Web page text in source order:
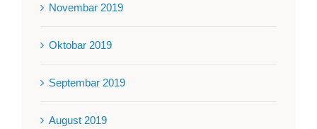
Novembar 2019
Oktobar 2019
Septembar 2019
August 2019